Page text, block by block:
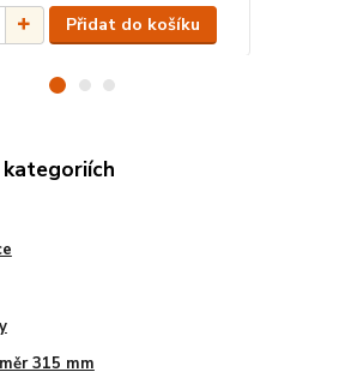
Přidat do košíku
315 mm